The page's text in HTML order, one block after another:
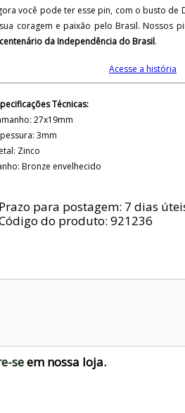
você pode ter esse pin, com o busto de
coragem e paixão pelo Brasil. Nossos
da Independência do Brasil.
Acesse a história
Técnicas:
27x19mm
3mm
Zinco
Bronze envelhecido
para postagem: 7 dias
do produto: 921236
seem nossa loja.